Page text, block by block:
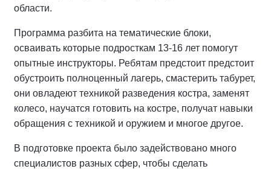
области.
Программа разбита на тематические блоки,
осваивать которые подросткам 13-16 лет помогут
опытные инструкторы. Ребятам предстоит предстоит
обустроить полноценный лагерь, смастерить табурет,
они овладеют техникой разведения костра, заменят
колесо, научатся готовить на костре, получат навыки
обращения с техникой и оружием и многое другое.
В подготовке проекта было задействовано много
специалистов разных сфер, чтобы сделать